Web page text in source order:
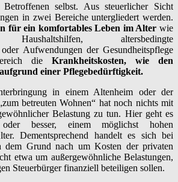
selbst. Aus steuerlicher Sicht
in zwei Bereiche untergliedert werden.
für ein komfortables Leben im Alter wie
Haushaltshilfen, altersbedingte
Aufwendungen der Gesundheitspflege
die Krankheitskosten, wie den
einer Pflegebedürftigkeit.
in einem Altenheim oder der
betreuten Wohnen“ hat noch nichts mit
Belastung zu tun. Hier geht es
besser, einem möglichst hohen
Dementsprechend handelt es sich bei
dem Grund nach um Kosten der privaten
etwa um außergewöhnliche Belastungen,
Steuerbürger finanziell beteiligen sollen.